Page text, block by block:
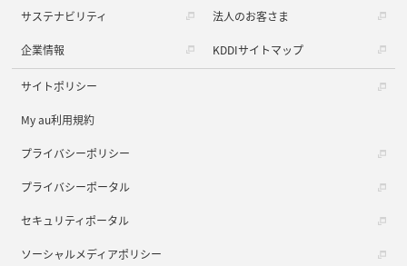
サステナビリティ 法人のお客さま
企業情報 KDDIサイトマップ
サイトポリシー
My au利用規約
プライバシーポリシー
プライバシーポータル
セキュリティポータル
ソーシャルメディアポリシー